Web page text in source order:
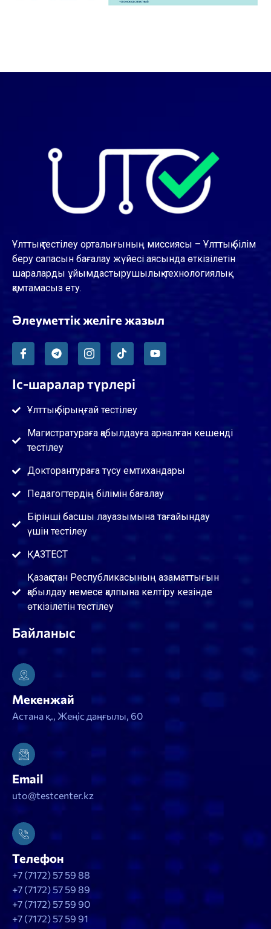
Ұлттық тестілеу орталығының миссиясы – Ұлттық білім
беру сапасын бағалау жүйесі аясында өткізілетін
шараларды ұйымдастырушылық-технологиялық
қамтамасыз ету.
Әлеуметтік желіге жазыл
Іс-шаралар түрлері
Ұлттық бірыңғай тестілеу
Магистратураға қабылдауға арналған кешенді
тестілеу
Докторантураға түсу емтихандары
Педагогтердің білімін бағалау
Бірінші басшы лауазымына тағайындау
үшін тестілеу
ҚАЗТЕСТ
Қазақстан Республикасының азаматтығын
қабылдау немесе қалпына келтіру кезінде
өткізілетін тестілеу
Байланыс
Мекенжай
Астана қ., Жеңіс даңғылы, 60
Email
uto@testcenter.kz
Телефон
+7 (7172) 57 59 88
+7 (7172) 57 59 89
+7 (7172) 57 59 90
+7 (7172) 57 59 91